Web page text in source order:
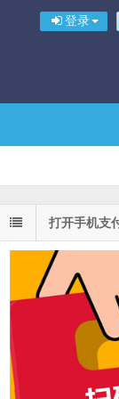
登录
打开手机支